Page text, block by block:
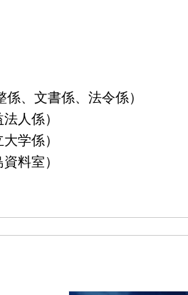
、文書係、法令係）
人係）
学係）
料室）